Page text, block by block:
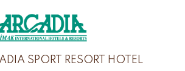
SPORT RESORT HOTEL